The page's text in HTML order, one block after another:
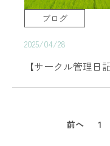
ブログ
2025/04/28
前へ 1